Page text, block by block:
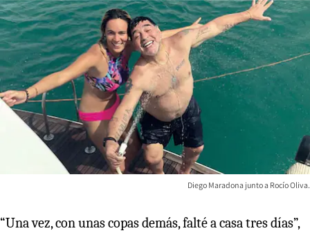
Diego Maradona junto a Rocío Oliva.
“Una vez, con unas copas demás, falté a casa tres días”,